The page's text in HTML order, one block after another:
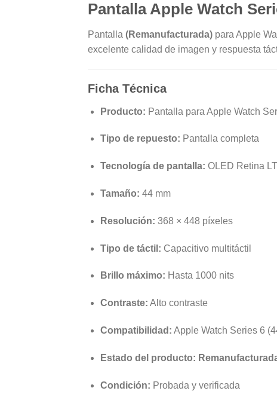
Pantalla Apple Watch
Pantalla (Remanufacturada) para Apple
excelente calidad de imagen y respuesta
Ficha Técnica
Producto: Pantalla para Apple Watch
Tipo de repuesto: Pantalla completa
Tecnología de pantalla: OLED Retina
Tamaño: 44 mm
Resolución: 368 × 448 píxeles
Tipo de táctil: Capacitivo multitáctil
Brillo máximo: Hasta 1000 nits
Contraste: Alto contraste
Compatibilidad: Apple Watch Series 6
Estado del producto:
Condición: Probada y verificada